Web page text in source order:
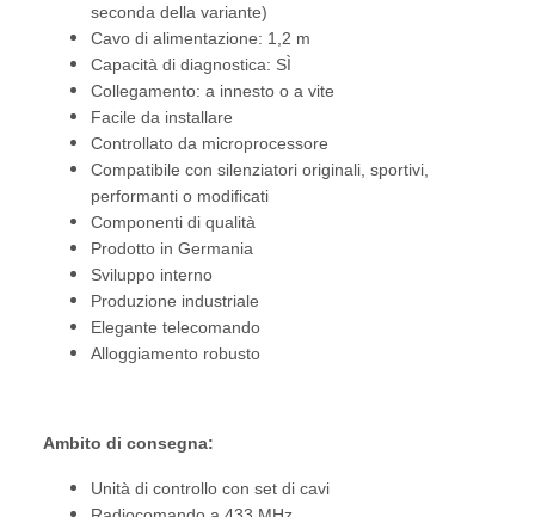
seconda della variante)
Cavo di alimentazione: 1,2 m
Capacità di diagnostica: SÌ
Collegamento: a innesto o a vite
Facile da installare
Controllato da microprocessore
Compatibile con silenziatori originali, sportivi,
performanti o modificati
Componenti di qualità
Prodotto in Germania
Sviluppo interno
Produzione industriale
Elegante telecomando
Alloggiamento robusto
Ambito di consegna:
Unità di controllo con set di cavi